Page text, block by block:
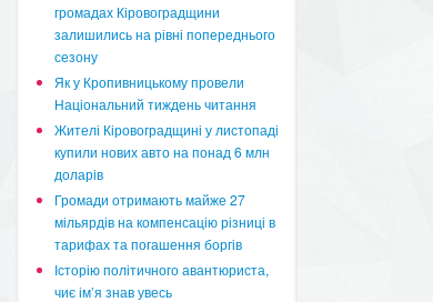
громадах Кіровоградщини
залишились на рівні попереднього
сезону
​Як у Кропивницькому провели
Національний тиждень читання
​Жителі Кіровоградщині у листопаді
купили нових авто на понад 6 млн
доларів
​Громади отримають майже 27
мільярдів на компенсацію різниці в
тарифах та погашення боргів
Історію політичного авантюриста,
чиє ім’я знав увесь